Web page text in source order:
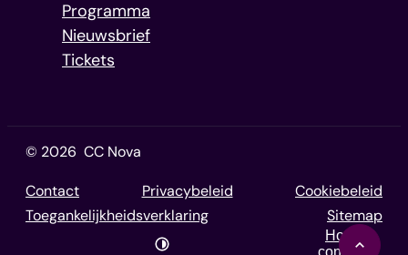
Programma
Nieuwsbrief
Tickets
© 2026 CC Nova
Contact Privacybeleid
Cookiebeleid
Toegankelijkheidsverklaring
Sitemap
Hoog
contrast